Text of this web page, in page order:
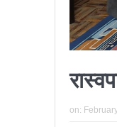
on: